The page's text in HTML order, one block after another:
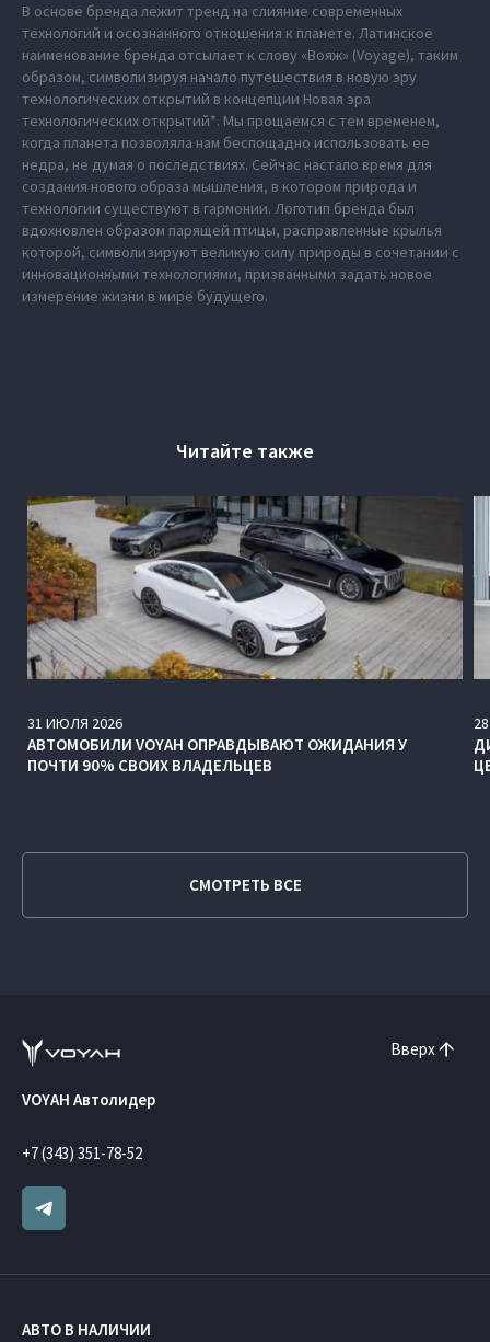
В основе бренда лежит тренд на слияние современных
технологий и осознанного отношения к планете. Латинское
наименование бренда отсылает к слову «Вояж» (Voyage), таким
образом, символизируя начало путешествия в новую эру
технологических открытий в концепции Новая эра
технологических открытий*. Мы прощаемся с тем временем,
когда планета позволяла нам беспощадно использовать ее
недра, не думая о последствиях. Сейчас настало время для
создания нового образа мышления, в котором природа и
технологии существуют в гармонии. Логотип бренда был
вдохновлен образом парящей птицы, расправленные крылья
которой, символизируют великую силу природы в сочетании с
инновационными технологиями, призванными задать новое
измерение жизни в мире будущего.
Читайте также
31 ИЮЛЯ 2026
АВТОМОБИЛИ VOYAH ОПРАВДЫВАЮТ ОЖИДАНИЯ У
ПОЧТИ 90% СВОИХ ВЛАДЕЛЬЦЕВ
28
СМОТРЕТЬ ВСЕ
Вверх
VOYAH Автолидер
+7 (343) 351-78-52
АВТО В НАЛИЧИИ